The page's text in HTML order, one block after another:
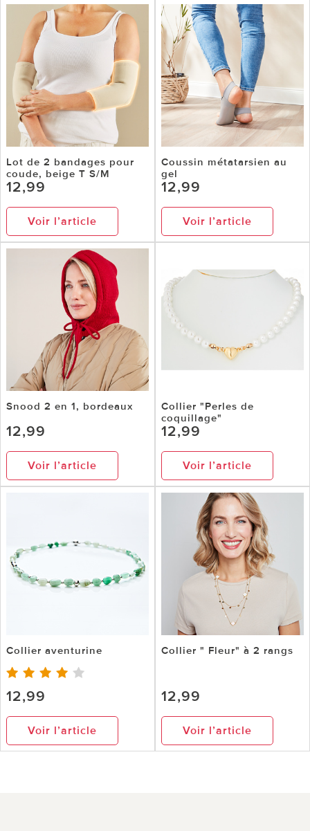
Lot de 2 bandages pour
coude, beige T S/M
12,99
Voir l’article
Coussin métatarsien au
gel
12,99
Voir l’article
Snood 2 en 1, bordeaux
12,99
Voir l’article
Collier "Perles de
coquillage"
12,99
Voir l’article
Collier aventurine
12,99
Voir l’article
Collier " Fleur" à 2 rangs
12,99
Voir l’article